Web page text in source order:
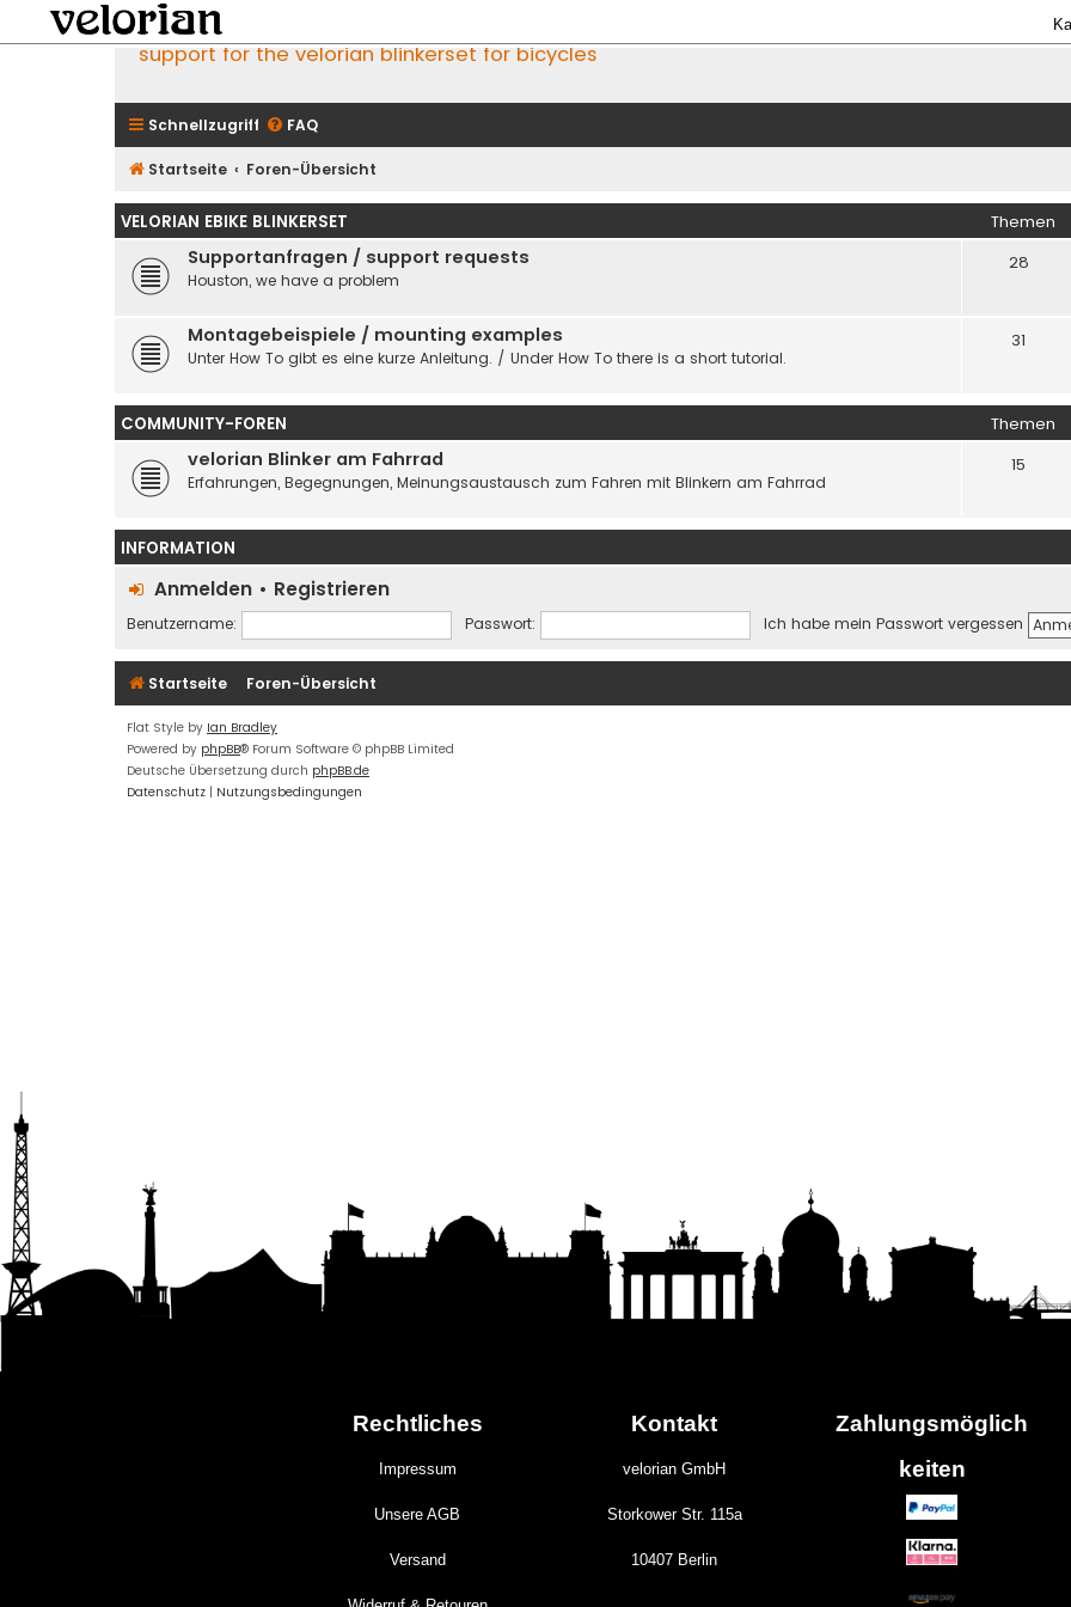
support for the velorian blinkerset for bicycles
Schnellzugriff FAQ
Startseite Foren-Übersicht
VELORIAN EBIKE BLINKERSET Themen
Supportanfragen / support requests
Houston, we have a problem
28
Montagebeispiele / mounting examples
Unter How To gibt es eine kurze Anleitung. / Under How To there is a short tutorial.
31
COMMUNITY-FOREN Themen
velorian Blinker am Fahrrad
Erfahrungen, Begegnungen, Meinungsaustausch zum Fahren mit Blinkern am Fahrrad
15
INFORMATION
Anmelden • Registrieren
Benutzername: Passwort: Ich habe mein Passwort vergessen
Startseite Foren-Übersicht
Flat Style by Ian Bradley
Powered by phpBB® Forum Software © phpBB Limited
Deutsche Übersetzung durch phpBB.de
Datenschutz | Nutzungsbedingungen
Rechtliches
Impressum
Unsere AGB
Versand
Kontakt
velorian GmbH
Storkower Str. 115a
10407 Berlin
Zahlungsmöglich
keiten